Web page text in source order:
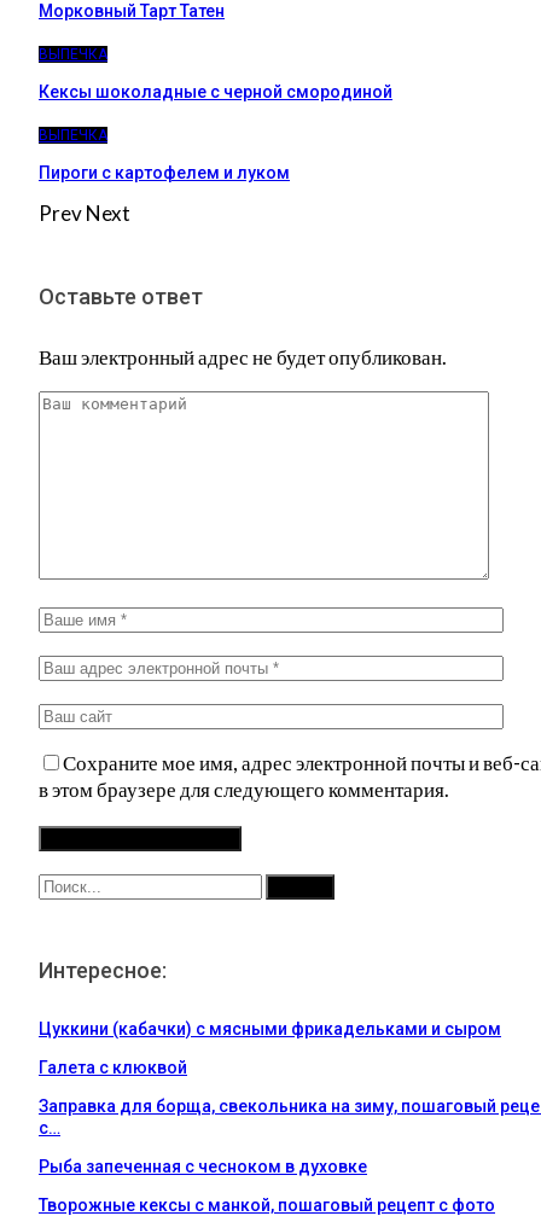
Морковный Тарт Татен
ВЫПЕЧКА
Кексы шоколадные с черной смородиной
ВЫПЕЧКА
Пироги c картофелем и луком
PrevNext
Оставьте ответ
Ваш электронный адрес не будет опубликован.
Сохраните мое имя, адрес электронной почты и веб-
в этом браузере для следующего комментария.
Интересное:
Цуккини (кабачки) с мясными фрикадельками и сыром
Галета с клюквой
Заправка для борща, свекольника на зиму, пошаговый
с…
Рыба запеченная с чесноком в духовке
Творожные кексы с манкой, пошаговый рецепт с фото